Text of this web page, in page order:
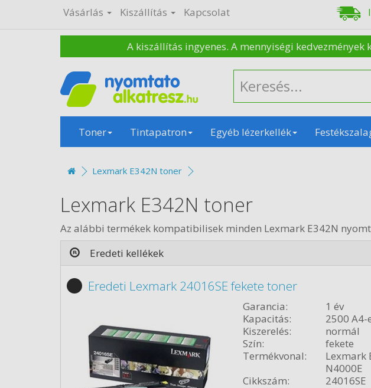
Vásárlás Kiszállítás Kapcsolat
A kiszállítás ingyenes. A mennyiségi kedvezmények
Toner Tintapatron Egyéb lézerkellék
Lexmark E342N toner
Lexmark E342N toner
Az alábbi termékek kompatibilisek minden Lexmark E342N
Eredeti kellékek
Eredeti Lexmark 24016SE fekete toner
Garancia:
1 év
Kapacitás:
2500 A4-
Kiszerelés:
normál
Szín:
fekete
Termékvonal:
Lexmark
N4000E
Cikkszám:
24016SE